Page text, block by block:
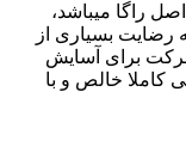
راگا میباشد،
رضایت بسیاری از
برای آسایش
کاملا خالص و با